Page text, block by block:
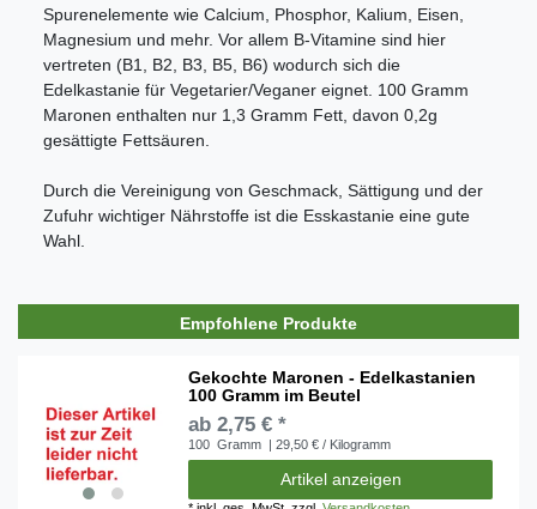
Spurenelemente wie Calcium, Phosphor, Kalium, Eisen,
Magnesium und mehr. Vor allem B-Vitamine sind hier
vertreten (B1, B2, B3, B5, B6) wodurch sich die
Edelkastanie für Vegetarier/Veganer eignet. 100 Gramm
Maronen enthalten nur 1,3 Gramm Fett, davon 0,2g
gesättigte Fettsäuren.
Durch die Vereinigung von Geschmack, Sättigung und der
Zufuhr wichtiger Nährstoffe ist die Esskastanie eine gute
Wahl.
Empfohlene Produkte
Gekochte Maronen - Edelkastanien
100 Gramm im Beutel
ab 2,75 € *
100 Gramm | 29,50 € / Kilogramm
Artikel anzeigen